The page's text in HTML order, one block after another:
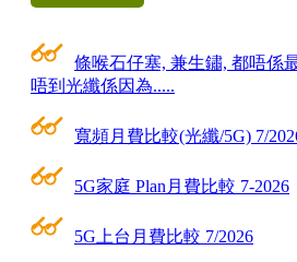
條喉石仔塞, 兼生鏽, 都唔係
唔到光纖係因為.....
寬頻月費比較(光纖/5G) 7/
5G家庭 Plan月費比較 7-2026
5G上台月費比較 7/2026